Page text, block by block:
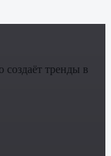
создаёт тренды в